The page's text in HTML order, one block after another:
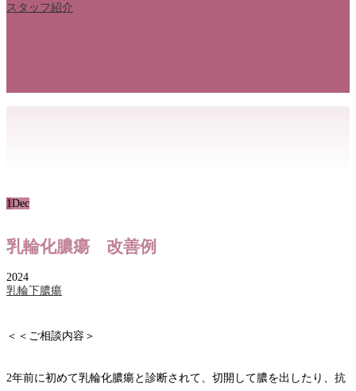
スタッフ紹介
1 Dec
乳輪化膿瘍 改善例
2024
乳輪下膿瘍
＜＜ご相談内容＞
2年前に初めて乳輪化膿瘍と診断されて、切開して膿を出したり、抗